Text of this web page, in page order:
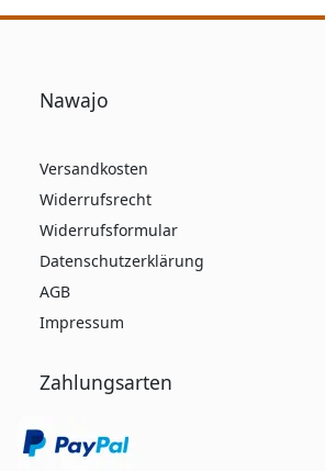
Nawajo
Versandkosten
Widerrufsrecht
Widerrufsformular
Datenschutzerklärung
AGB
Impressum
Zahlungsarten